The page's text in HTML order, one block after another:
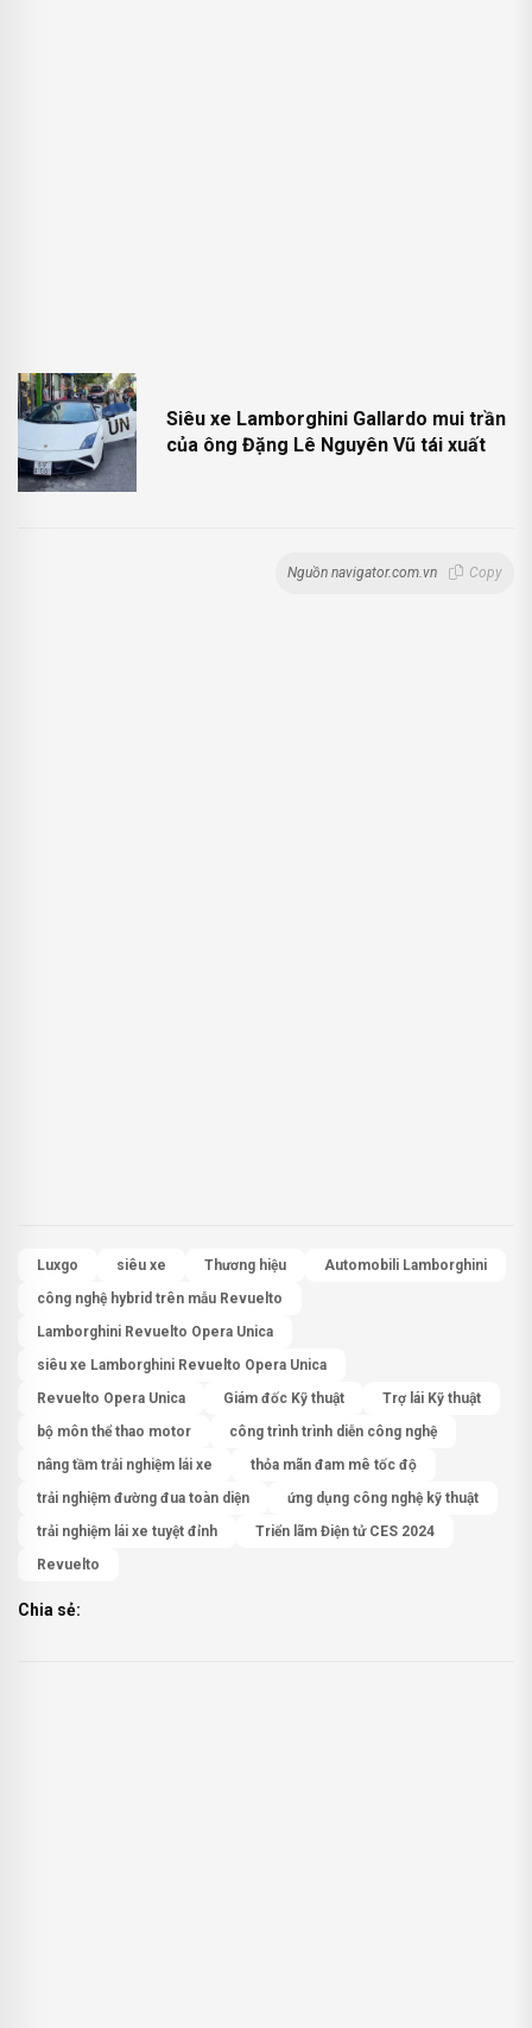
Siêu xe Lamborghini Gallardo mui trần
của ông Đặng Lê Nguyên Vũ tái xuất
Nguồn navigator.com.vn Copy
Luxgo siêu xe Thương hiệu
Automobili Lamborghini
công nghệ hybrid trên mẫu Revuelto
Lamborghini Revuelto Opera Unica
siêu xe Lamborghini Revuelto Opera Unica
Revuelto Opera Unica
Giám đốc Kỹ thuật
Trợ lái Kỹ thuật
bộ môn thể thao motor
công trình trình diễn công nghệ
nâng tầm trải nghiệm lái xe
thỏa mãn đam mê tốc độ
trải nghiệm đường đua toàn diện
ứng dụng công nghệ kỹ thuật
trải nghiệm lái xe tuyệt đỉnh
Triển lãm Điện tử CES 2024
Revuelto